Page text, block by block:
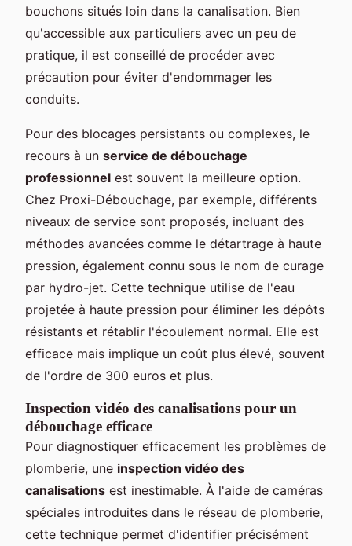
bouchons situés loin dans la canalisation. Bien
qu'accessible aux particuliers avec un peu de
pratique, il est conseillé de procéder avec
précaution pour éviter d'endommager les
conduits.
Pour des blocages persistants ou complexes, le
recours à un service de débouchage
professionnel est souvent la meilleure option.
Chez Proxi-Débouchage, par exemple, différents
niveaux de service sont proposés, incluant des
méthodes avancées comme le détartrage à haute
pression, également connu sous le nom de curage
par hydro-jet. Cette technique utilise de l'eau
projetée à haute pression pour éliminer les dépôts
résistants et rétablir l'écoulement normal. Elle est
efficace mais implique un coût plus élevé, souvent
de l'ordre de 300 euros et plus.
Inspection vidéo des canalisations pour un
débouchage efficace
Pour diagnostiquer efficacement les problèmes de
plomberie, une inspection vidéo des
canalisations est inestimable. À l'aide de caméras
spéciales introduites dans le réseau de plomberie,
cette technique permet d'identifier précisément